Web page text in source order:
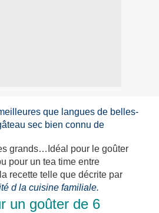
que langues de belles-
sec bien connu de
grands…Idéal pour le goûter
pour un tea time entre
recette telle que décrite par
d la cuisine familiale.
un goûter de 6